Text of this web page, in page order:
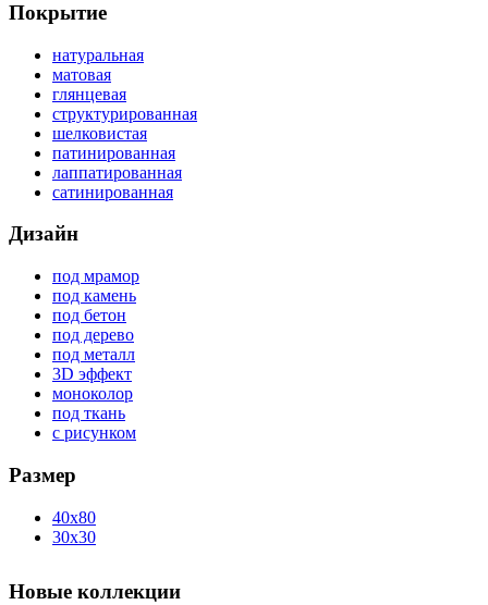
Покрытие
натуральная
матовая
глянцевая
структурированная
шелковистая
патинированная
лаппатированная
сатинированная
Дизайн
под мрамор
под камень
под бетон
под дерево
под металл
3D эффект
моноколор
под ткань
с рисунком
Размер
40x80
30x30
Новые коллекции